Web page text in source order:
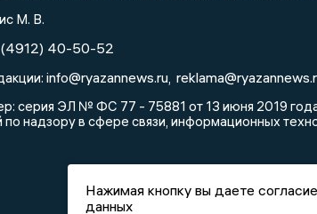
М. В.
40-50-52
info@ryazannews.ru
серия ЭЛ № ФС 77 - 75881 от 13 июня 2019
надзору в сфере связи, информационных
Нажимая кнопку вы даете
данных